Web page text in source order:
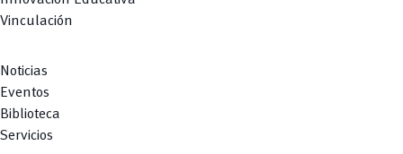
Vinculación
Noticias
Eventos
Biblioteca
Servicios